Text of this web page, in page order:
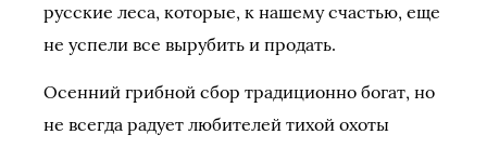
русские леса, которые, к нашему счастью, еще
не успели все вырубить и продать.
Осенний грибной сбор традиционно богат, но
не всегда радует любителей тихой охоты